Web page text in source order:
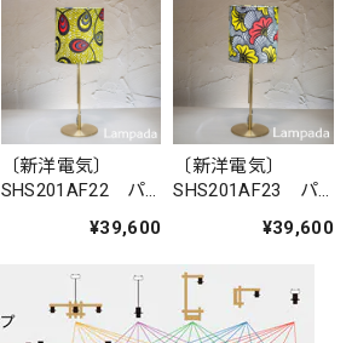
〔新洋電気〕
SHS201AF22 パ
イト（金属脚）
¥39,600
〔新洋電気〕
SHS201AF23 パ
イト（金属脚）
¥39,600